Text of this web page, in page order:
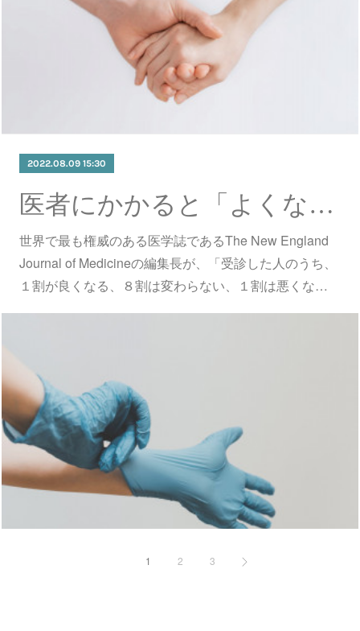
2022.08.09 15:30
医者にかかると「よくなる」のか？
世界で最も権威のある医学誌であるThe New England
Journal of Medicineの編集長が、「受診した人のうち、
１割が良くなる、８割は変わらない、１割は悪くな…
1 2 3